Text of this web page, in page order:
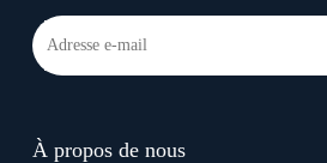
À propos de nous